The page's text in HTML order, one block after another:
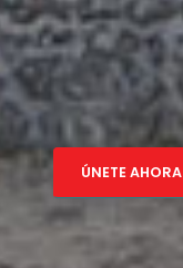
ÚNETE AHORA